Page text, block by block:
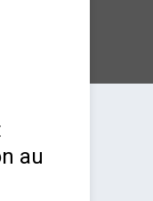
au